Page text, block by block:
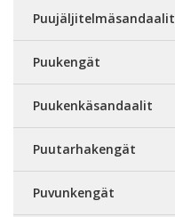
Puujäljitelmäsandaalit
Puukengät
Puukenkäsandaalit
Puutarhakengät
Puvunkengät